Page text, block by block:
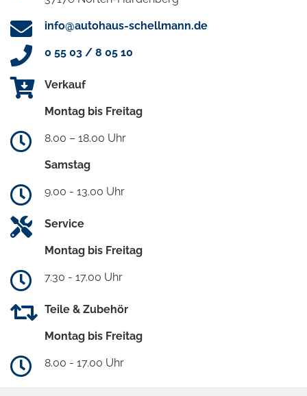
info@autohaus-schellmann.de
0 55 03 / 8 05 10
Verkauf
Montag bis Freitag
8.00 – 18.00 Uhr
Samstag
9.00 - 13.00 Uhr
Service
Montag bis Freitag
7.30 - 17.00 Uhr
Teile & Zubehör
Montag bis Freitag
8.00 - 17.00 Uhr